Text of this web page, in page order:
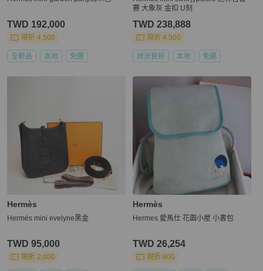
TWD 192,000
現折 4,500
全新品 本地 免運
賽 大象灰 金扣 U刻
TWD 238,888
現折 4,500
狀況良好 本地 免運
Hermès
Hermès mini evelyne黑金
TWD 95,000
現折 2,000
Hermès
Hermes 愛馬仕 花園小屋 小書包
TWD 26,254
現折 800